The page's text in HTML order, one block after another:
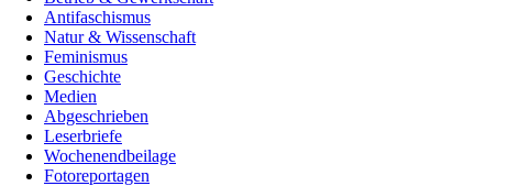
Antifaschismus
Natur & Wissenschaft
Feminismus
Geschichte
Medien
Abgeschrieben
Leserbriefe
Wochenendbeilage
Fotoreportagen